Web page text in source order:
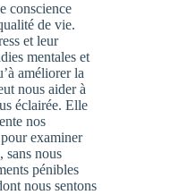
conscience
de vie.
et leur
mentales et
améliorer la
nous aider à
éclairée. Elle
nos
examiner
sans nous
pénibles
nous sentons